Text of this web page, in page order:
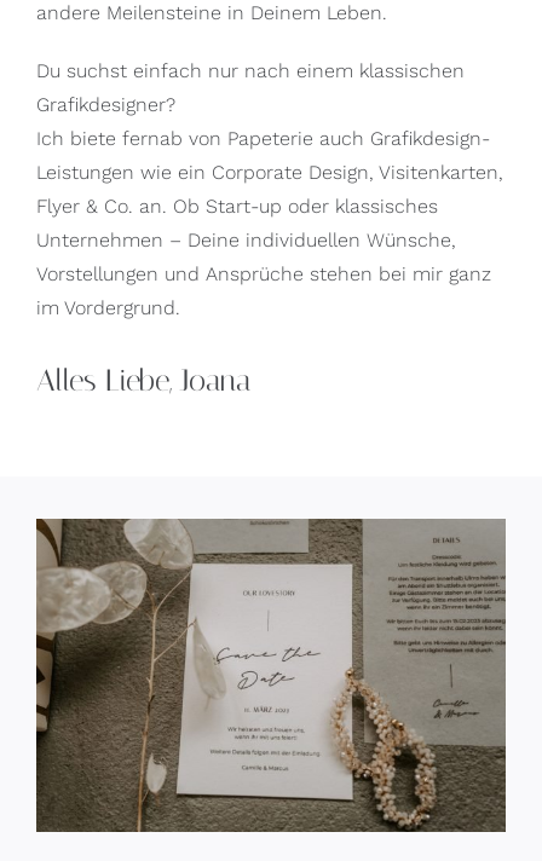
andere Meilensteine in Deinem Leben.
Du suchst einfach nur nach einem klassischen
Grafikdesigner?
Ich biete fernab von Papeterie auch Grafikdesign-
Leistungen wie ein Corporate Design, Visitenkarten,
Flyer & Co. an. Ob Start-up oder klassisches
Unternehmen – Deine individuellen Wünsche,
Vorstellungen und Ansprüche stehen bei mir ganz
im Vordergrund.
Alles Liebe, Joana